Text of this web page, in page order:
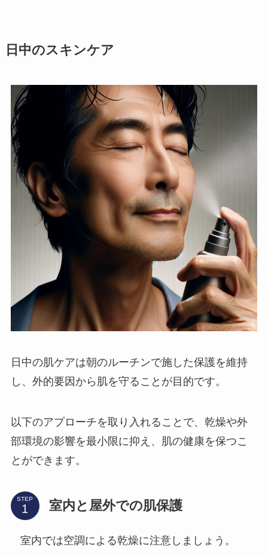
日中のスキンケア
日中の肌ケアは朝のルーチンで施した保護を維持
し、外的要因から肌を守ることが目的です。
以下のアプローチを取り入れることで、乾燥や外
部環境の影響を最小限に抑え、肌の健康を保つこ
とができます。
STEP 室内と屋外での肌保護
室内では空調による乾燥に注意しましょう。